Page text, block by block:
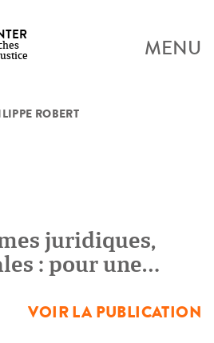
MENU
ROBERT
juridiques,
: pour une
recherche]
VOIR LA PUBLICATION